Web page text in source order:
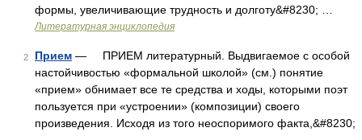
формы, увеличивающие трудность и долготу&#8230; …
Литературная энциклопедия
2 Прием — ПРИЕМ литературный. Выдвигаемое с особой
настойчивостью «формальной школой» (см.) понятие
«прием» обнимает все те средства и ходы, которыми поэт
пользуется при «устроении» (композиции) своего
произведения. Исходя из того неоспоримого факта,&#8230;